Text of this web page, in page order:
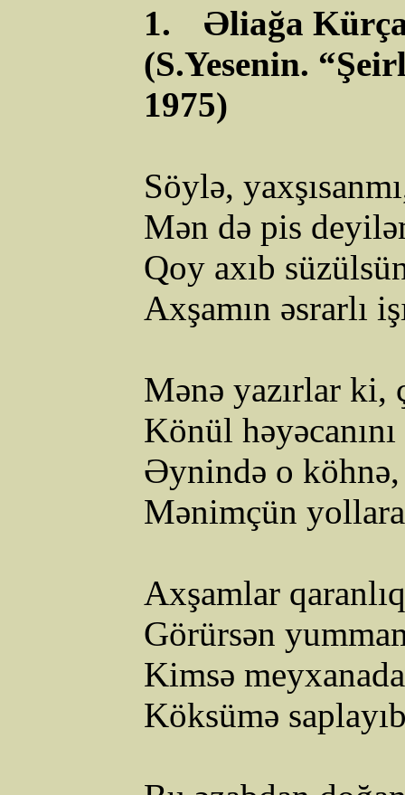
1. Əliağa
(S.Yesenin. “
1975)
Söylə,
Mən də pis
Qoy axıb
Axşamın əsrarlı
Mənə yazırlar ki,
Könül
Əynində o köhnə,
Mənimçün
Axşamlar
Görürsən
Kimsə
Köksümə